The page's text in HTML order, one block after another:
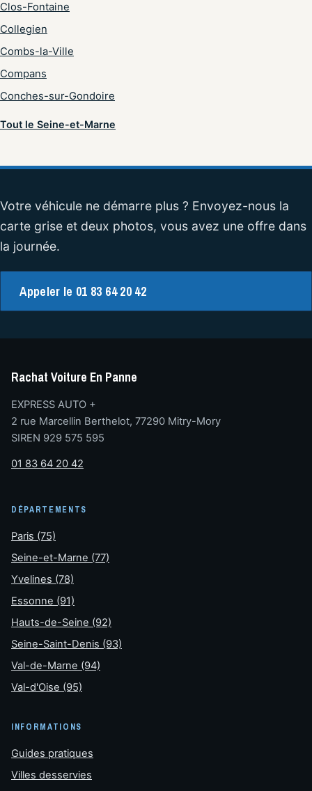
Clos-Fontaine
Collegien
Combs-la-Ville
Compans
Conches-sur-Gondoire
Tout le Seine-et-Marne
Votre véhicule ne démarre plus ? Envoyez-nous la
carte grise et deux photos, vous avez une offre dans
la journée.
Appeler le 01 83 64 20 42
Rachat Voiture En Panne
EXPRESS AUTO +
2 rue Marcellin Berthelot, 77290 Mitry-Mory
SIREN 929 575 595
01 83 64 20 42
DÉPARTEMENTS
Paris (75)
Seine-et-Marne (77)
Yvelines (78)
Essonne (91)
Hauts-de-Seine (92)
Seine-Saint-Denis (93)
Val-de-Marne (94)
Val-d'Oise (95)
INFORMATIONS
Guides pratiques
Villes desservies